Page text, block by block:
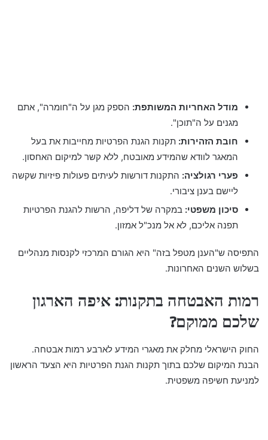
מודל האחריות המשותפת: הספק מגן על ה"חומרה", אתם
מגנים על ה"תוכן".
חובת הזהירות: תקנות הגנת הפרטיות מחייבות את בעל
המאגר לוודא שהמידע מאובטח, ללא קשר למיקום האחסון.
פערי רגולציה: התקנות דורשות לעיתים פעולות פיזיות שקשה
ליישם בענן ציבורי.
סיכון משפטי: במקרה של דליפה, הרשות להגנת הפרטיות
תפנה אליכם, לא אל מנכ"ל אמזון.
התפיסה ש"הענן מטפל בזה" היא הגורם המרכזי לקנסות מנהליים
בשלוש השנים האחרונות.
רמות האבטחה בתקנות: איפה הארגון
שלכם ממוקם?
החוק הישראלי מחלק את מאגרי המידע לארבע רמות אבטחה.
הבנת המיקום שלכם בתוך תקנות הגנת הפרטיות היא הצעד הראשון
למניעת חשיפה משפטית.